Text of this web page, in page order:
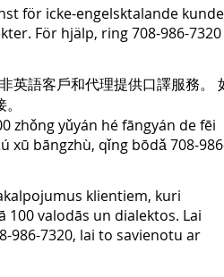
för icke-engelsktalande
För hjälp, ring 708-986-7320
英語客戶和代理提供口譯服務。
zhǒng yǔyán hé fāngyán de fēi
xū bāngzhù, qǐng bōdǎ 708-
klientiem, kuri
100 valodās un dialektos. Lai
986-7320, lai to savienotu ar